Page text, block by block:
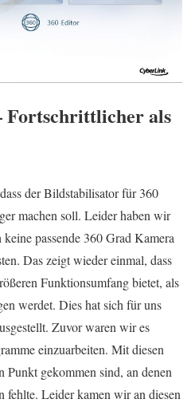
Fortschrittlicher als
der Bildstabilisator für 360
machen soll. Leider haben wir
passende 360 Grad Kamera
Das zeigt wieder einmal, dass
Funktionsumfang bietet, als
werdet. Dies hat sich für uns
Zuvor waren wir es
einzuarbeiten. Mit diesen
Punkt gekommen sind, an denen
Leider kamen wir an diesen